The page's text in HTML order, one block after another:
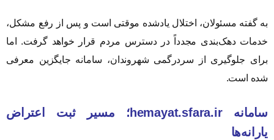
به گفته مسئولان، اختلال یادشده موقتی است و پس از رفع مشکل،
خدمات دهک‌بندی مجدداً در دسترس مردم قرار خواهد گرفت. اما
برای جلوگیری از سردرگمی شهروندان، سامانه جایگزین معرفی
شده است.
سامانه hemayat.sfara.ir؛ مسیر ثبت اعتراض
یارانه‌ها